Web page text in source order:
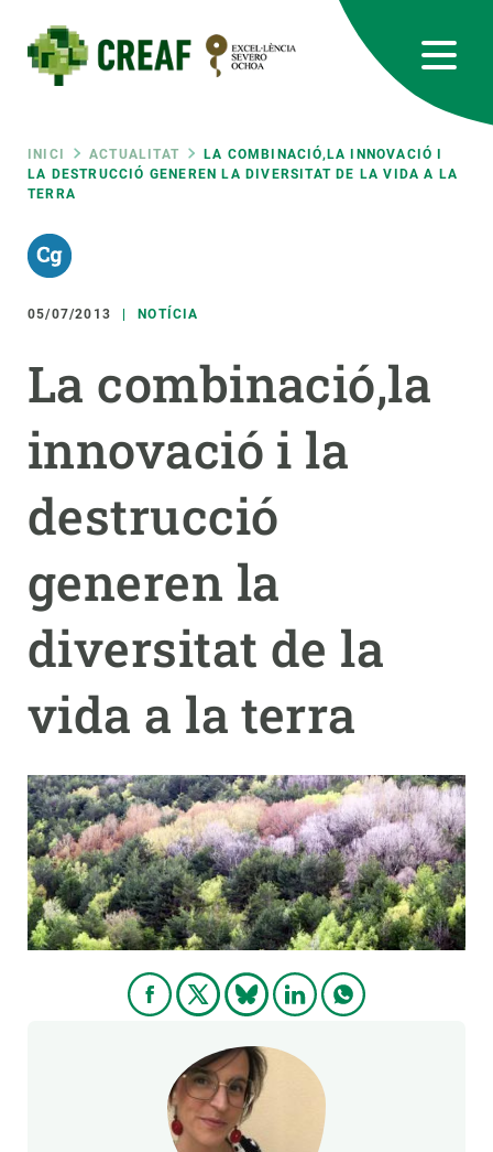
contingut
Fil
d'ariadna
INICI ACTUALITAT
LA COMBINACIÓ,LA INNOVACIÓ I
LA DESTRUCCIÓ GENEREN LA DIVERSITAT DE LA VIDA A LA
TERRA
05/07/2013 NOTÍCIA
La combinació,la
innovació i la
destrucció
generen la
diversitat de la
vida a la terra
RRSS
Featured
responsive
Responsive
menu
RECERCA
CIÈNCIA EN ACCIÓ
NOTÍCIES I AGENDA